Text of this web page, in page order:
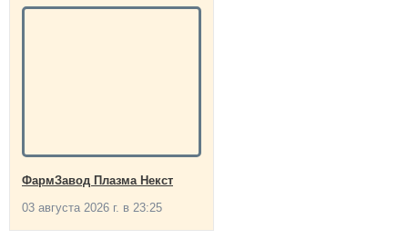
ФармЗавод Плазма Некст
03 августа 2026 г. в 23:25